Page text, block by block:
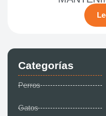
Categorías
Perros
Gatos